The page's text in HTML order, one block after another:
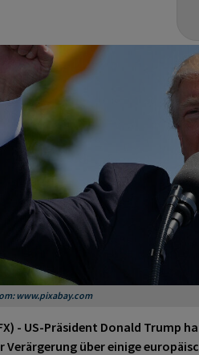
www.pixabay.com
- US-Präsident Donald Trump
Verärgerung über einige